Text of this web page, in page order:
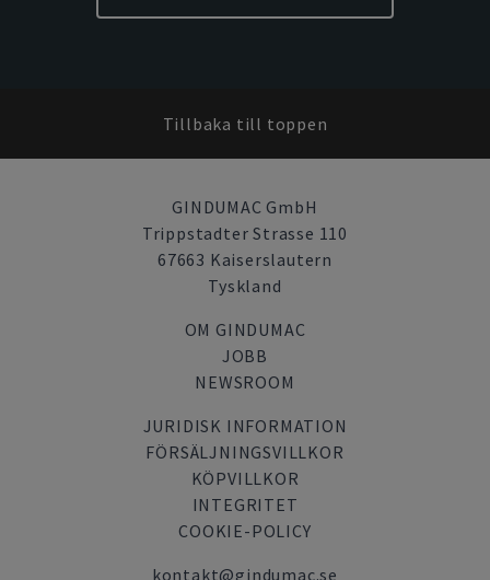
Tillbaka till toppen
GINDUMAC GmbH
Trippstadter Strasse 110
67663 Kaiserslautern
Tyskland
OM GINDUMAC
JOBB
NEWSROOM
JURIDISK INFORMATION
FÖRSÄLJNINGSVILLKOR
KÖPVILLKOR
INTEGRITET
COOKIE-POLICY
kontakt@gindumac.se